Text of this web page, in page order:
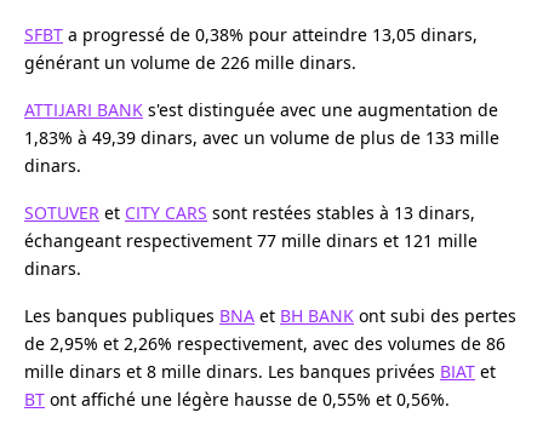
SFBT a progressé de 0,38% pour atteindre 13,05 dinars,
générant un volume de 226 mille dinars.
ATTIJARI BANK s'est distinguée avec une augmentation de
1,83% à 49,39 dinars, avec un volume de plus de 133 mille
dinars.
SOTUVER et CITY CARS sont restées stables à 13 dinars,
échangeant respectivement 77 mille dinars et 121 mille
dinars.
Les banques publiques BNA et BH BANK ont subi des pertes
de 2,95% et 2,26% respectivement, avec des volumes de 86
mille dinars et 8 mille dinars. Les banques privées BIAT et
BT ont affiché une légère hausse de 0,55% et 0,56%.